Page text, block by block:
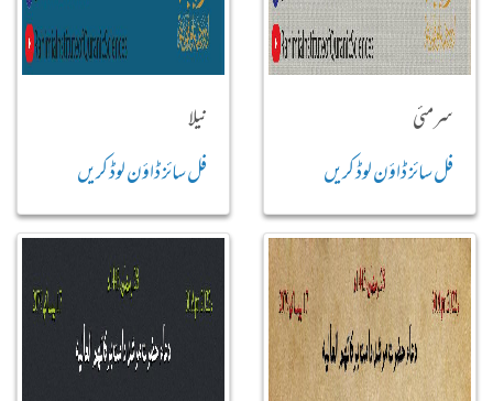
سرمئی
فل سائز ڈاؤن لوڈ کریں
نیلا
فل سائز ڈاؤن لوڈ کریں